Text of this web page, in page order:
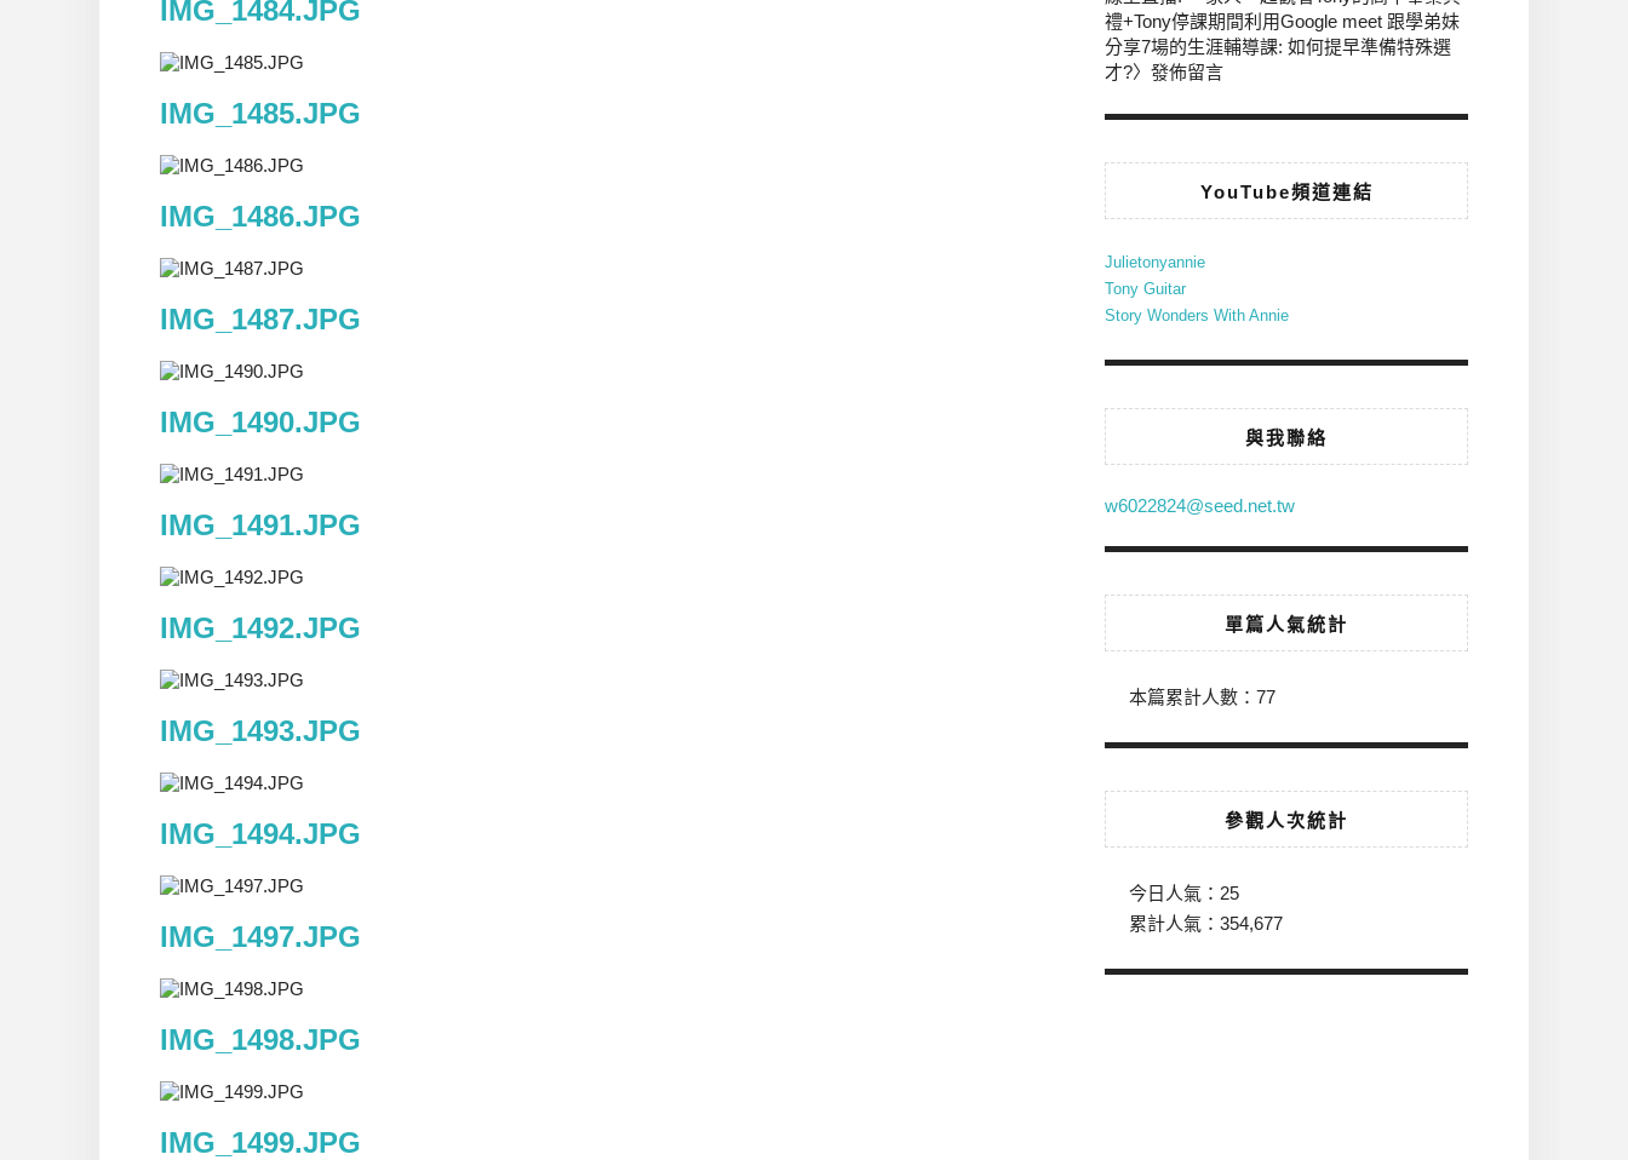
IMG_1484.JPG
IMG_1485.JPG
IMG_1486.JPG
IMG_1487.JPG
IMG_1490.JPG
IMG_1491.JPG
IMG_1492.JPG
IMG_1493.JPG
IMG_1494.JPG
IMG_1497.JPG
IMG_1498.JPG
IMG_1499.JPG
禮+Tony停課期間利用Google meet 跟學弟妹
分享7場的生涯輔導課: 如何提早準備特殊選
才?〉發佈留言
YouTube頻道連結
Julietonyannie
Tony Guitar
Story Wonders With Annie
與我聯絡
w6022824@seed.net.tw
單篇人氣統計
本篇累計人數： 77
參觀人次統計
今日人氣： 25
累計人氣： 354,677